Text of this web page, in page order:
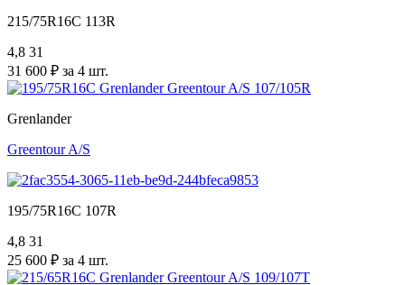
215/75R16C 113R
4,8 31
31 600 ₽ за 4 шт.
Grenlander
Greentour A/S
195/75R16C 107R
4,8 31
25 600 ₽ за 4 шт.